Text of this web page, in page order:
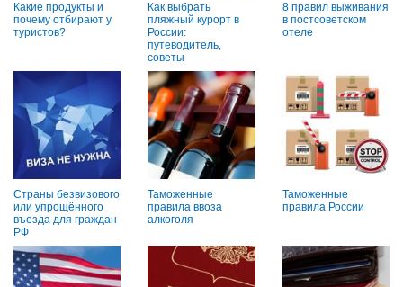
Какие продукты и
почему отбирают у
туристов?
Как выбрать
пляжный курорт в
России:
путеводитель,
советы
8 правил выживания
в постсоветском
отеле
Страны безвизового
или упрощённого
въезда для граждан
РФ
Таможенные
правила ввоза
алкоголя
Таможенные
правила России